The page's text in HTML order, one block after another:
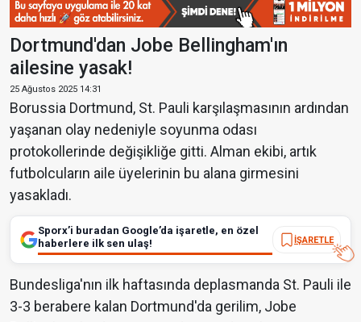
Dortmund'dan Jobe Bellingham'ın
ailesine yasak!
25 Ağustos 2025 14:31
Borussia Dortmund, St. Pauli karşılaşmasının ardından
yaşanan olay nedeniyle soyunma odası
protokollerinde değişikliğe gitti. Alman ekibi, artık
futbolcuların aile üyelerinin bu alana girmesini
yasakladı.
Sporx’i buradan Google’da işaretle, en özel
haberlere ilk sen ulaş!
İŞARETLE
Bundesliga'nın ilk haftasında deplasmanda St. Pauli ile
3-3 berabere kalan Dortmund'da gerilim, Jobe